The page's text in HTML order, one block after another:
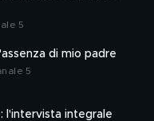
5
di mio padre
5
l'intervista integrale